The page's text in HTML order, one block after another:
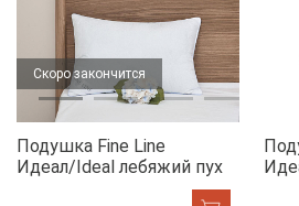
Скоро закончится
Подушка Fine Line
Идеал/Ideal лебяжий пух